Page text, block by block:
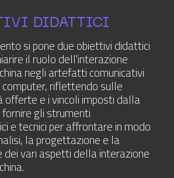
DIDATTICI
si pone due obiettivi didattici
il ruolo dell'interazione
negli artefatti comunicativi
riflettendo sulle
e i vincoli imposti dalla
gli strumenti
e tecnici per affrontare in modo
la progettazione e la
vari aspetti della interazione